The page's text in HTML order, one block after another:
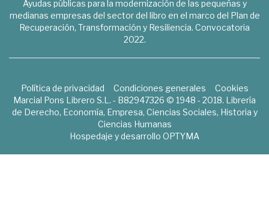
Ayudas públicas para la modernización de las pequeñas y
medianas empresas del sector del libro en el marco del Plan de
Recuperación, Transformación y Resiliencia. Convocatoria
2022.
Política de privacidad Condiciones generales
Cookies
Marcial Pons Librero S.L. - B82947326 © 1948 - 2018. Librería
de Derecho, Economía, Empresa, Ciencias Sociales, Historia y
Ciencias Humanas
Hospedaje y desarrollo OPTYMA